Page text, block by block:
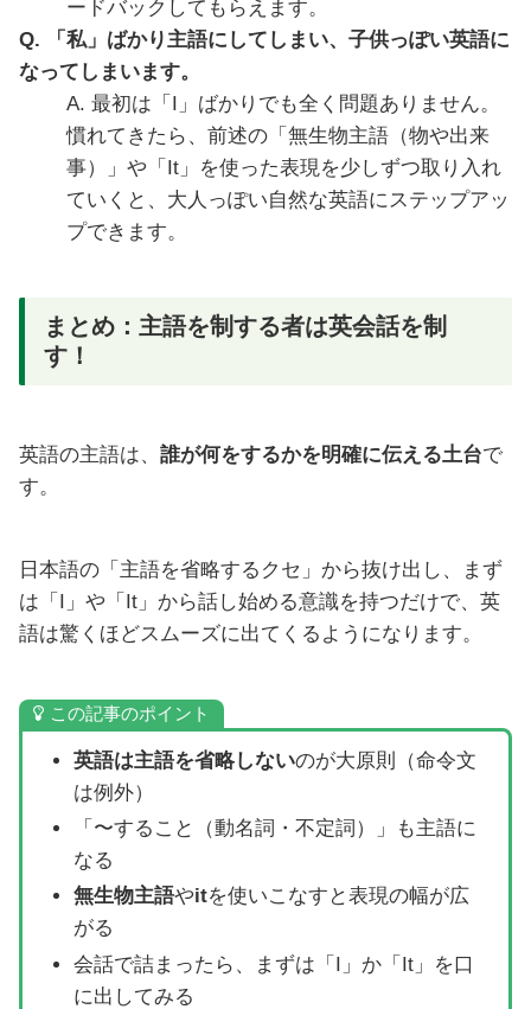
ードバックしてもらえます。
Q. 「私」ばかり主語にしてしまい、子供っぽい英語に
なってしまいます。
A. 最初は「I」ばかりでも全く問題ありません。
慣れてきたら、前述の「無生物主語（物や出来
事）」や「It」を使った表現を少しずつ取り入れ
ていくと、大人っぽい自然な英語にステップアッ
プできます。
まとめ：主語を制する者は英会話を制
す！
英語の主語は、 誰が何をするかを明確に伝える土台で
す。
日本語の「主語を省略するクセ」から抜け出し、まず
は「I」や「It」から話し始める意識を持つだけで、英
語は驚くほどスムーズに出てくるようになります。
この記事のポイント
英語は主語を省略しないのが大原則（命令文
は例外）
「〜すること（動名詞・不定詞）」も主語に
なる
無生物主語やitを使いこなすと表現の幅が広
がる
会話で詰まったら、まずは「I」か「It」を口
に出してみる